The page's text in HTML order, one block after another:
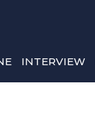
INTERVIEW